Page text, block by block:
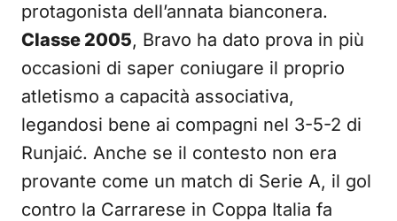
protagonista dell’annata bianconera.
Classe 2005, Bravo ha dato prova in più
occasioni di saper coniugare il proprio
atletismo a capacità associativa,
legandosi bene ai compagni nel 3-5-2 di
Runjaić. Anche se il contesto non era
provante come un match di Serie A, il gol
contro la Carrarese in Coppa Italia fa